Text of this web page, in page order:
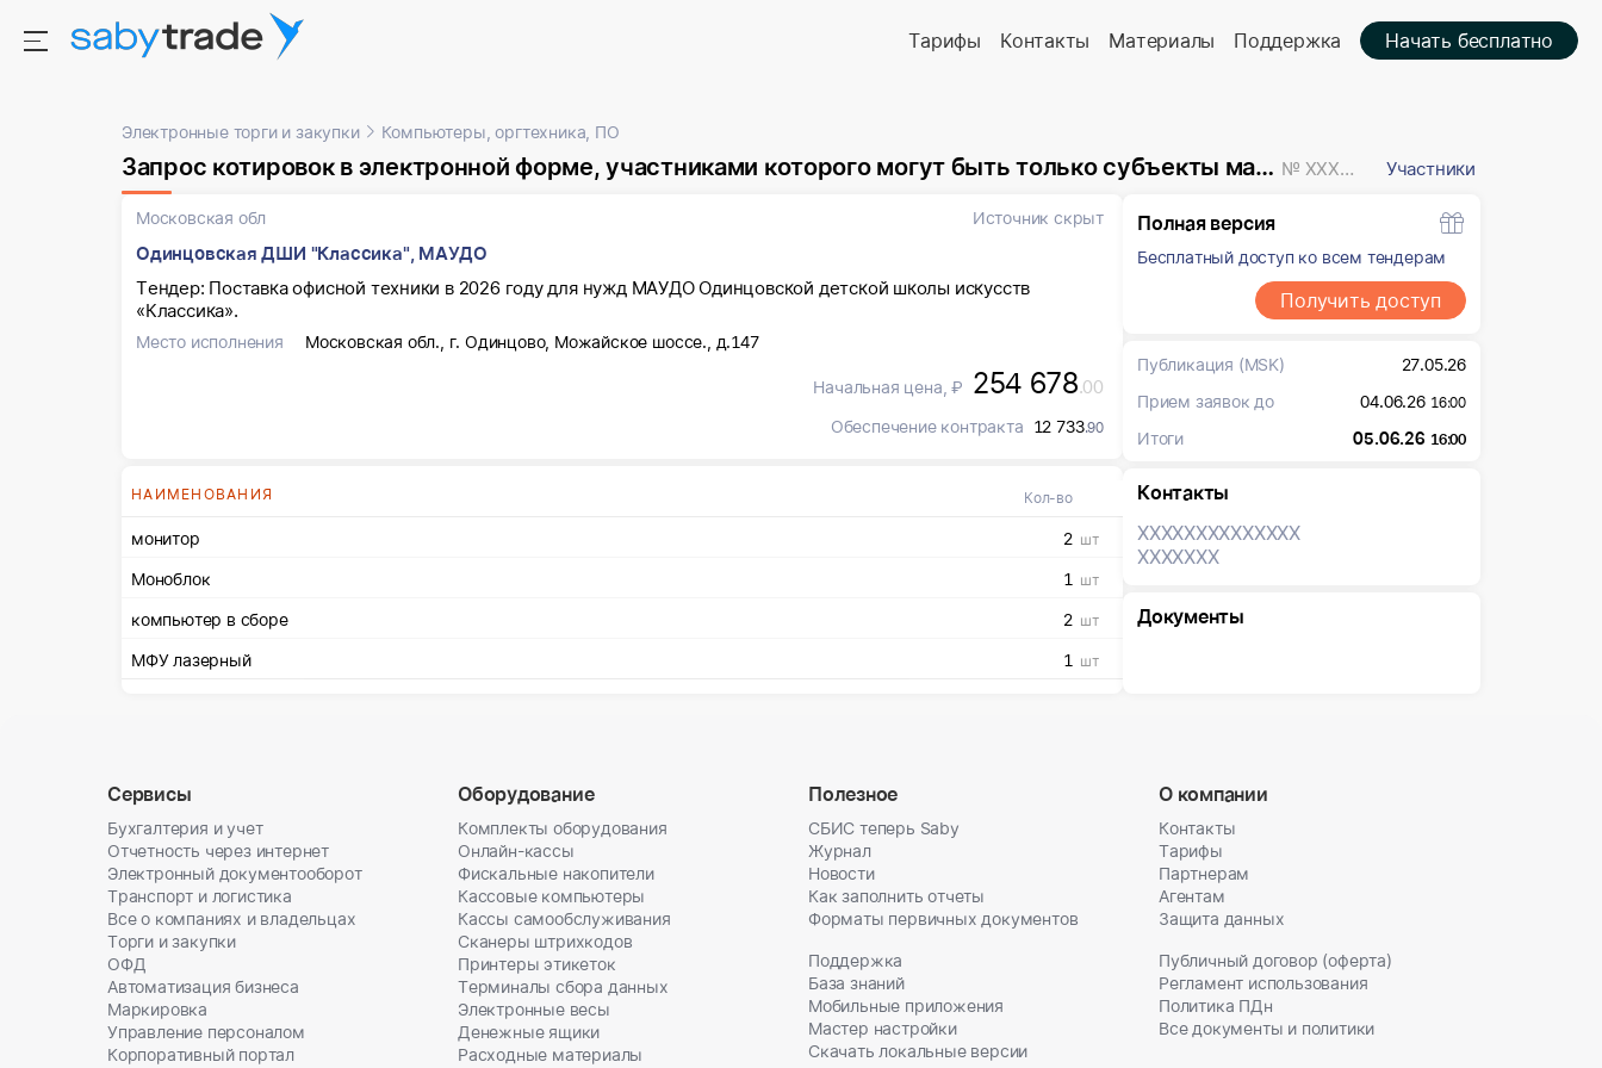
Тарифы Контакты Материалы Поддержка Начать бесплатно
Электронные торги и закупки Компьютеры, оргтехника, ПО
Запрос котировок в электронной форме, участниками которого могут быть только субъекты малого и среднего предпринимательства № XXXXXXX Участники
Московская обл Источник скрыт
Одинцовская ДШИ "Классика", МАУДО
Тендер: Поставка офисной техники в 2026 году для нужд МАУДО Одинцовской детской школы искусств
«Классика».
Место исполнения Московская обл., г. Одинцово, Можайское шоссе., д.147
Начальная цена, ₽ 254 678.00
Обеспечение контракта 12 733.90
НАИМЕНОВАНИЯ Кол-во
монитор 2 шт
Моноблок 1 шт
компьютер в сборе 2 шт
МФУ лазерный 1 шт
Полная версия
Бесплатный доступ ко всем тендерам
Получить доступ
Публикация (MSK)
27.05.26
Прием заявок до
04.06.26 16:00
Итоги 05.06.26 16:00
Контакты
XXXXXXXXXXXXXX
XXXXXXX
Документы
Сервисы
Бухгалтерия и учет
Отчетность через интернет
Электронный документооборот
Транспорт и логистика
Все о компаниях и владельцах
Торги и закупки
ОФД
Автоматизация бизнеса
Маркировка
Управление персоналом
Корпоративный портал
Оборудование
Комплекты оборудования
Онлайн-кассы
Фискальные накопители
Кассовые компьютеры
Кассы самообслуживания
Сканеры штрихкодов
Принтеры этикеток
Терминалы сбора данных
Электронные весы
Денежные ящики
Расходные материалы
Полезное
СБИС теперь Saby
Журнал
Новости
Как заполнить отчеты
Форматы первичных документов
Поддержка
База знаний
Мобильные приложения
Мастер настройки
Скачать локальные версии
О компании
Контакты
Тарифы
Партнерам
Агентам
Защита данных
Публичный договор (оферта)
Регламент использования
Политика ПДн
Все документы и политики